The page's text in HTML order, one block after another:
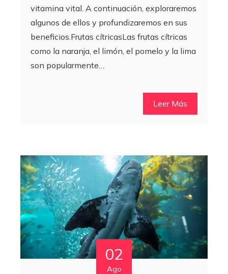
vitamina vital. A continuación, exploraremos
algunos de ellos y profundizaremos en sus
beneficios.Frutas cítricasLas frutas cítricas
como la naranja, el limón, el pomelo y la lima
son popularmente…
Leer Más
02
Ago